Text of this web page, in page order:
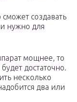
создавать
нужно для
мощнее, то
достаточно.
несколько
два или